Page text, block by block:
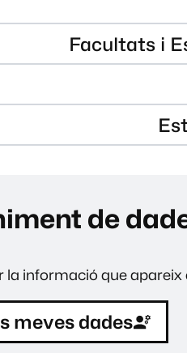
Facultats i
de
la informació que
meves dades